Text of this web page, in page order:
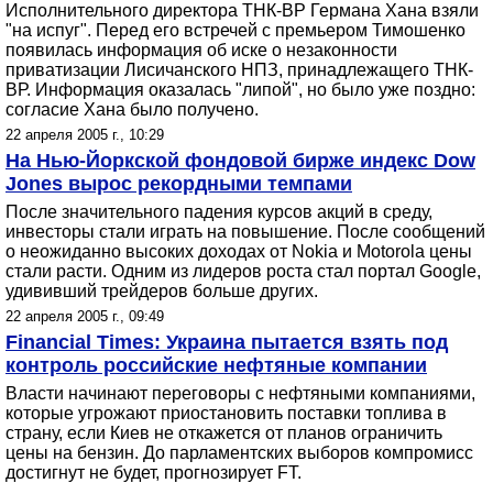
Исполнительного директора ТНК-ВР Германа Хана взяли
"на испуг". Перед его встречей с премьером Тимошенко
появилась информация об иске о незаконности
приватизации Лисичанского НПЗ, принадлежащего ТНК-
ВР. Информация оказалась "липой", но было уже поздно:
согласие Хана было получено.
22 апреля 2005 г., 10:29
На Нью-Йоркской фондовой бирже индекс Dow
Jones вырос рекордными темпами
После значительного падения курсов акций в среду,
инвесторы стали играть на повышение. После сообщений
о неожиданно высоких доходах от Nokia и Motorola цены
стали расти. Одним из лидеров роста стал портал Google,
удививший трейдеров больше других.
22 апреля 2005 г., 09:49
Financial Times: Украина пытается взять под
контроль российские нефтяные компании
Власти начинают переговоры с нефтяными компаниями,
которые угрожают приостановить поставки топлива в
страну, если Киев не откажется от планов ограничить
цены на бензин. До парламентских выборов компромисс
достигнут не будет, прогнозирует FT.